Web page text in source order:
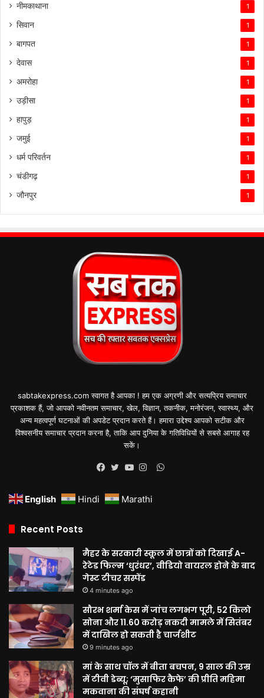
नीमकाथाना 1
सिवान 1
बागपत 1
देवास 1
अमरोहा 1
उड़ीसा 1
हापुड़ 1
जमुई 1
धर्म परिवर्तन 1
चंडीगढ़ 1
जौनपुर 1
sabtakexpress.com स्वागत है आपका ! हम एक अग्रणी और सत्यप्रिय समाचार
प्रकाशक हैं, जो आपको नवीनतम समाचार, खेल, विज्ञान, तकनीक, मनोरंजन, स्वास्थ्य, और
अन्य महत्वपूर्ण घटनाओं की अपडेट प्रदान करते हैं। हमारा उद्देश्य आपको सटीक और
विश्वसनीय समाचार प्रदान करना है, ताकि आप दुनिया के गतिविधियों से सबसे आगाह रह
सकें।
WhatsApp
English Hindi Marathi
Recent Posts
मैहर के सरकारी स्कूल में छात्रों को दिखाई A-
रेटेड फिल्म ‘धुरंधर’, वीडियो वायरल होने के बाद
गेस्ट टीचर सस्पेंड
4 minutes ago
सौरभ शर्मा केस में जांच लगभग पूरी, 52 किलो
सोना और 11.60 करोड़ नकदी मामले में सितंबर
में दाखिल हो सकती है चार्जशीट
9 minutes ago
मां के साथ चॉल में बीता बचपन, 9 साल की उम्र
में टीवी डेब्यू; ‘मुसाफिर कैफे’ की प्रीति महिमा
मकवाना की संघर्ष कहानी